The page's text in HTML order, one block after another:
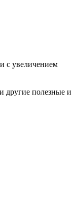
с увеличением
другие полезные и